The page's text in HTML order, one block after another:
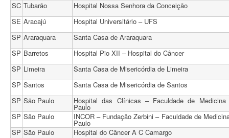
SC Tubarão
Hospital Nossa Senhora da Conceição
SE Aracajú
Hospital Universitário – UFS
SP Araraquara
Santa Casa de Araraquara
SP Barretos
Hospital Pio XII – Hospital do Câncer
SP Limeira
Santa Casa de Misericórdia de Limeira
SP Santos
Santa Casa de Misericórdia de Santos
SP São Paulo Hospital das Clínicas – Faculdade de
Paulo
SP São Paulo INCOR – Fundação Zerbini – Faculdade de
Paulo
SP São Paulo
Hospital do Câncer A C Camargo